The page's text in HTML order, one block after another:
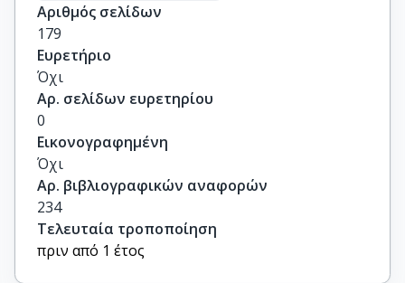
Αριθμός σελίδων
179
Ευρετήριο
Όχι
Αρ. σελίδων ευρετηρίου
0
Εικονογραφημένη
Όχι
Αρ. βιβλιογραφικών αναφορών
234
Τελευταία τροποποίηση
πριν από 1 έτος